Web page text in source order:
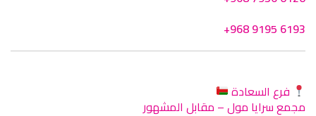
+968 9195 6193
فرع السعادة
مجمع سرايا مول – مقابل المشهور